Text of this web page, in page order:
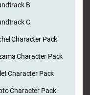
B
C
Character Pack
Character Pack
Character Pack
Character Pack